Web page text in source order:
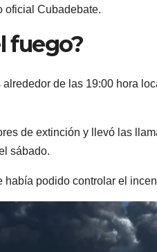
oficial Cubadebate.
fuego?
de las 19:00 hora
de extinción y llevó las
sábado.
había podido controlar el